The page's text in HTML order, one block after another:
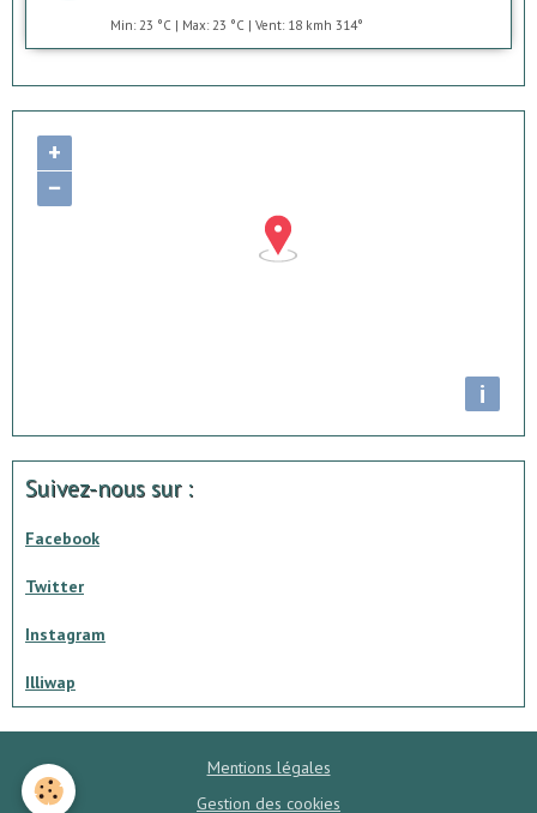
Min: 23 °C | Max: 23 °C | Vent: 18 kmh 314°
+
−
i
Suivez-nous sur :
Facebook
Twitter
Instagram
Illiwap
Mentions légales
Gestion des cookies